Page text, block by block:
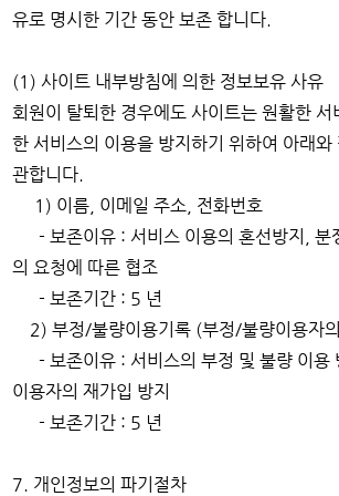
유로 명시한 기간 동안 보존 합니다.
(1) 사이트 내부방침에 의한 정보보유 사유
회원이 탈퇴한 경우에도 사이트는 원활한 서
한 서비스의 이용을 방지하기 위하여 아래
관합니다.
1) 이름, 이메일 주소, 전화번호
- 보존이유 : 서비스 이용의 혼선방지, 분
의 요청에 따른 협조
- 보존기간 : 5 년
2) 부정/불량이용기록 (부정/불량이용자
- 보존이유 : 서비스의 부정 및 불량 이용
이용자의 재가입 방지
- 보존기간 : 5 년
7. 개인정보의 파기절차